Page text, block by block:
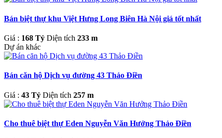
Bán biệt thự khu Việt Hưng Long Biên Hà Nội giá tốt nhất
Giá : 168 Tỷ Diện tích 233 m
Dự án khác
Bán căn hộ Dịch vụ đường 43 Thảo Điền
Giá : 43 Tỷ Diện tích 257 m
Cho thuê biệt thự Eden Nguyễn Văn Hưởng Thảo Điền